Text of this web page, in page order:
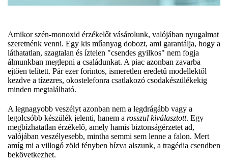
Amikor szén-monoxid érzékelőt vásárolunk, valójában nyugalmat
szeretnénk venni. Egy kis műanyag dobozt, ami garantálja, hogy a
láthatatlan, szagtalan és íztelen "csendes gyilkos" nem fogja
álmunkban meglepni a családunkat. A piac azonban zavarba
ejtően telített. Pár ezer forintos, ismeretlen eredetű modellektől
kezdve a tízezres, okostelefonra csatlakozó csodakészülékekig
minden megtalálható.
A legnagyobb veszélyt azonban nem a legdrágább vagy a
legolcsóbb készülék jelenti, hanem a rosszul kiválasztott. Egy
megbízhatatlan érzékelő, amely hamis biztonságérzetet ad,
valójában veszélyesebb, mintha semmi sem lenne a falon. Mert
amíg mi a villogó zöld fényben bízva alszunk, a tragédia csendben
bekövetkezhet.